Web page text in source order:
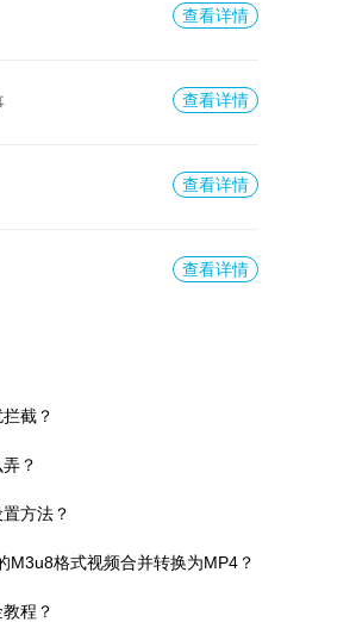
查看详情
查看详情
查看详情
查看详情
截？
？
方法？
M3u8格式视频合并转换为MP4？
程？